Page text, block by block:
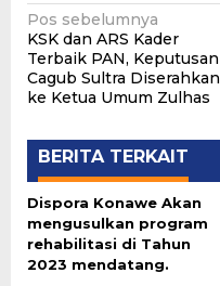
Navigasi
pos
Pos sebelumnya
KSK dan ARS Kader
Terbaik PAN, Keputusan
Cagub Sultra Diserahkan
ke Ketua Umum Zulhas
BERITA TERKAIT
Dispora Konawe Akan
mengusulkan program
rehabilitasi di Tahun
2023 mendatang.